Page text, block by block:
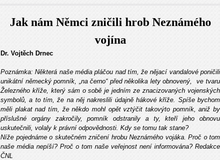
Jak nám Němci zničili hrob Neznámého
vojína
Dr. Vojtěch Drnec
Poznámka: Některá naše média pláčou nad tím, že nějací vandalové poničili
unikátní německý pomník, „na černo“ před několika lety obnovený, ve tvaru
Železného kříže, který sám o sobě je jedním ze znacizovaných vojenských
symbolů, a to tím, že na něj nakreslili údajně hákové kříže. Spíše bychom
měli plakat nad tím, že někdo mohl opět vztýčit takovýto pomník, aniž by
příslušné orgány zakročily, pomník odstranily a ty, kteří jeho obnovu
uskutečnili, volaly k právní odpovědnosti. Kdy se tomu tak stane?
Níže pojednáme o skutečném zničení hrobu Neznámého vojáka. Proč o tom
naše média nepíší? Proč o tom naše veřejnost není informována? Redakce
ČNL